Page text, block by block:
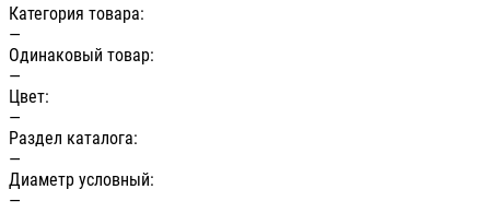
Категория товара:
—
Одинаковый товар:
—
Цвет:
—
Раздел каталога:
—
Диаметр условный:
—